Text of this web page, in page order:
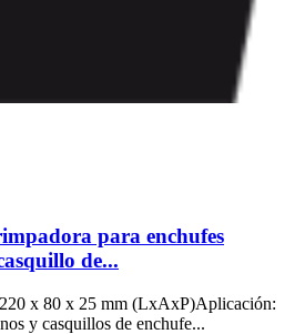
para enchufes
de...
x 80 x 25 mm (LxAxP)Aplicación:
y casquillos de enchufe...